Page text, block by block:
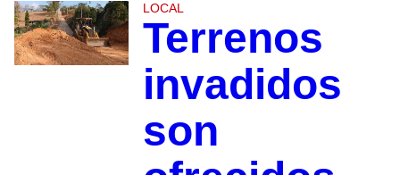
LOCAL
Terrenos
invadidos
son